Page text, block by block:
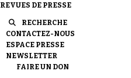
REVUES DE PRESSE
RECHERCHE
CONTACTEZ-NOUS
ESPACE PRESSE
NEWSLETTER
FAIRE UN DON